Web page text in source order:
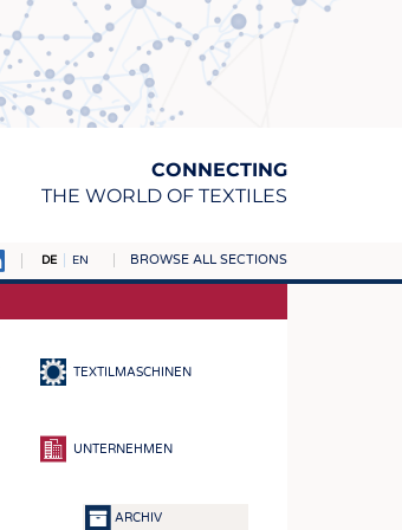
CONNECTING
THE WORLD OF TEXTILES
DE EN BROWSE ALL SECTIONS
TEXTILMASCHINEN
UNTERNEHMEN
ARCHIV